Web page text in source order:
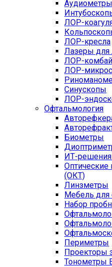
ЛОР-
ЛОР-кресла
Лазеры для
ЛОР-
ЛОР-
Синускопы
ЛОР-
Офтальмология
Биометры
ИТ-решения
(ОКТ)
Линзметры
Мебель для
Набор
Периметры
Проекторы
Тонометры